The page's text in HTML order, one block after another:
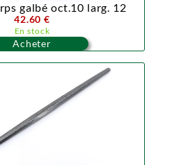
galbé oct.10 larg. 12
42.60 €
En stock
Acheter